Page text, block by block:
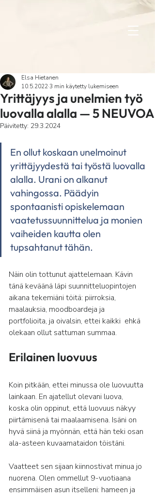
Yrittäjyys ja unelmien työ
luovalla alalla — 5 NEUVOA
Elsa Hietanen
10.5.20223 min käytetty lukemiseen
Päivitetty: 29.3.2024
En ollut koskaan unelmoinut
yrittäjyydestä tai työstä luovalla
alalla. Urani on alkanut
vahingossa. Päädyin
spontaanisti opiskelemaan
vaatetussuunnittelua ja monien
vaiheiden kautta olen
tupsahtanut tähän.
Näin olin tottunut ajattelemaan. Kävin
tänä keväänä läpi suunnitteluopintojen
aikana tekemiäni töitä: piirroksia,
maalauksia, moodboardeja ja
portfolioita, ja oivalsin, ettei kaikki  ehkä
olekaan ollut sattuman summaa.
Erilainen luovuus
Koin pitkään, ettei minussa ole luovuutta
lainkaan. En ajatellut olevani luova,
koska olin oppinut, että luovuus näkyy
piirtämisenä tai maalaamisena. Isäni on
hyvä siinä ja myönnän, että hän teki osan
ala-asteen kuvaamataidon töistäni.
Vaatteet sen sijaan kiinnostivat minua jo
nuorena. Olen ommellut 9-vuotiaana
ensimmäisen asun itselleni: hameen ja